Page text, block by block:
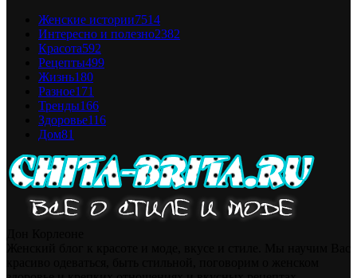
Женские истории7514
Интересно и полезно2382
Красота592
Рецепты499
Жизнь180
Разное171
Тренды166
Здоровье116
Дом81